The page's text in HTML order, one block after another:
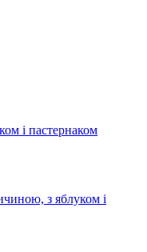
і пастернаком
з яблуком і